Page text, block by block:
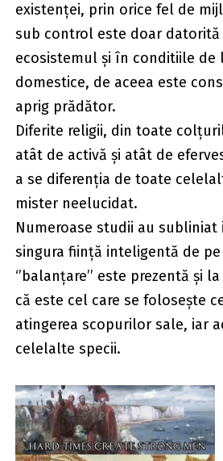
existenței, prin orice fel de
sub control este doar
ecosistemul și în conditiile
domestice, de aceea este
aprig prădător.
Diferite religii, din toate
atât de activă și atât de
a se diferenția de toate
mister neelucidat.
Numeroase studii au
singura ființă inteligentă de
‘’balanțare’’ este prezentă
că este cel care se folosește
atingerea scopurilor sale, iar
celelalte specii.